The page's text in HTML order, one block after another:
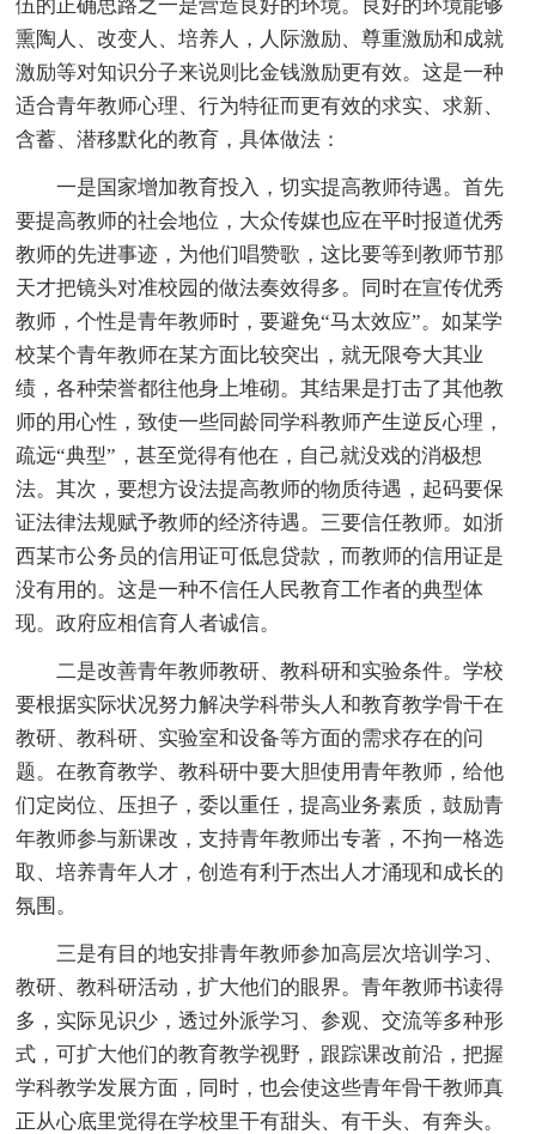
伍的正确思路之一是营造良好的环境。良好的环境能够
熏陶人、改变人、培养人，人际激励、尊重激励和成就
激励等对知识分子来说则比金钱激励更有效。这是一种
适合青年教师心理、行为特征而更有效的求实、求新、
含蓄、潜移默化的教育，具体做法：
一是国家增加教育投入，切实提高教师待遇。首先
要提高教师的社会地位，大众传媒也应在平时报道优秀
教师的先进事迹，为他们唱赞歌，这比要等到教师节那
天才把镜头对准校园的做法奏效得多。同时在宣传优秀
教师，个性是青年教师时，要避免“马太效应”。如某学
校某个青年教师在某方面比较突出，就无限夸大其业
绩，各种荣誉都往他身上堆砌。其结果是打击了其他教
师的用心性，致使一些同龄同学科教师产生逆反心理，
疏远“典型”，甚至觉得有他在，自己就没戏的消极想
法。其次，要想方设法提高教师的物质待遇，起码要保
证法律法规赋予教师的经济待遇。三要信任教师。如浙
西某市公务员的信用证可低息贷款，而教师的信用证是
没有用的。这是一种不信任人民教育工作者的典型体
现。政府应相信育人者诚信。
二是改善青年教师教研、教科研和实验条件。学校
要根据实际状况努力解决学科带头人和教育教学骨干在
教研、教科研、实验室和设备等方面的需求存在的问
题。在教育教学、教科研中要大胆使用青年教师，给他
们定岗位、压担子，委以重任，提高业务素质，鼓励青
年教师参与新课改，支持青年教师出专著，不拘一格选
取、培养青年人才，创造有利于杰出人才涌现和成长的
氛围。
三是有目的地安排青年教师参加高层次培训学习、
教研、教科研活动，扩大他们的眼界。青年教师书读得
多，实际见识少，透过外派学习、参观、交流等多种形
式，可扩大他们的教育教学视野，跟踪课改前沿，把握
学科教学发展方面，同时，也会使这些青年骨干教师真
正从心底里觉得在学校里干有甜头、有干头、有奔头。